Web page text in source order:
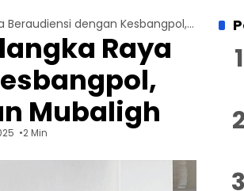
Jemaat Ahmadiyah Palangka Raya Beraudiensi dengan Kesbangpol, Kenalkan Pengurus dan Mubaligh
Raya
Mubaligh
2 Min